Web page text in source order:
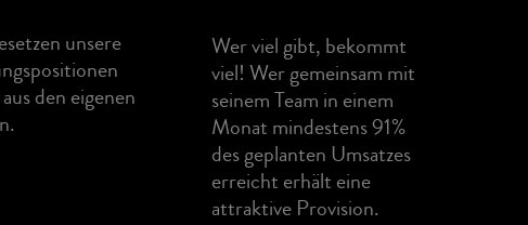
unsere
den eigenen
Wer viel gibt, bekommt
viel! Wer gemeinsam mit
seinem Team in einem
Monat mindestens 91%
des geplanten Umsatzes
erreicht erhält eine
attraktive Provision.